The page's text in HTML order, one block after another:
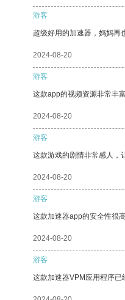
游客
超级好用的加速器，妈妈再
2024-08-20
游客
这款app的视频资源非常丰
2024-08-20
游客
这款游戏的剧情非常感人，
2024-08-20
游客
这款加速器app的安全性很
2024-08-20
游客
这款加速器VPM应用程序